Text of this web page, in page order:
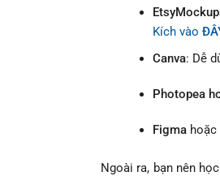
Kích vào
Canva: Dễ
Photopea
Figmahoặc
Ngoài ra, bạn nên